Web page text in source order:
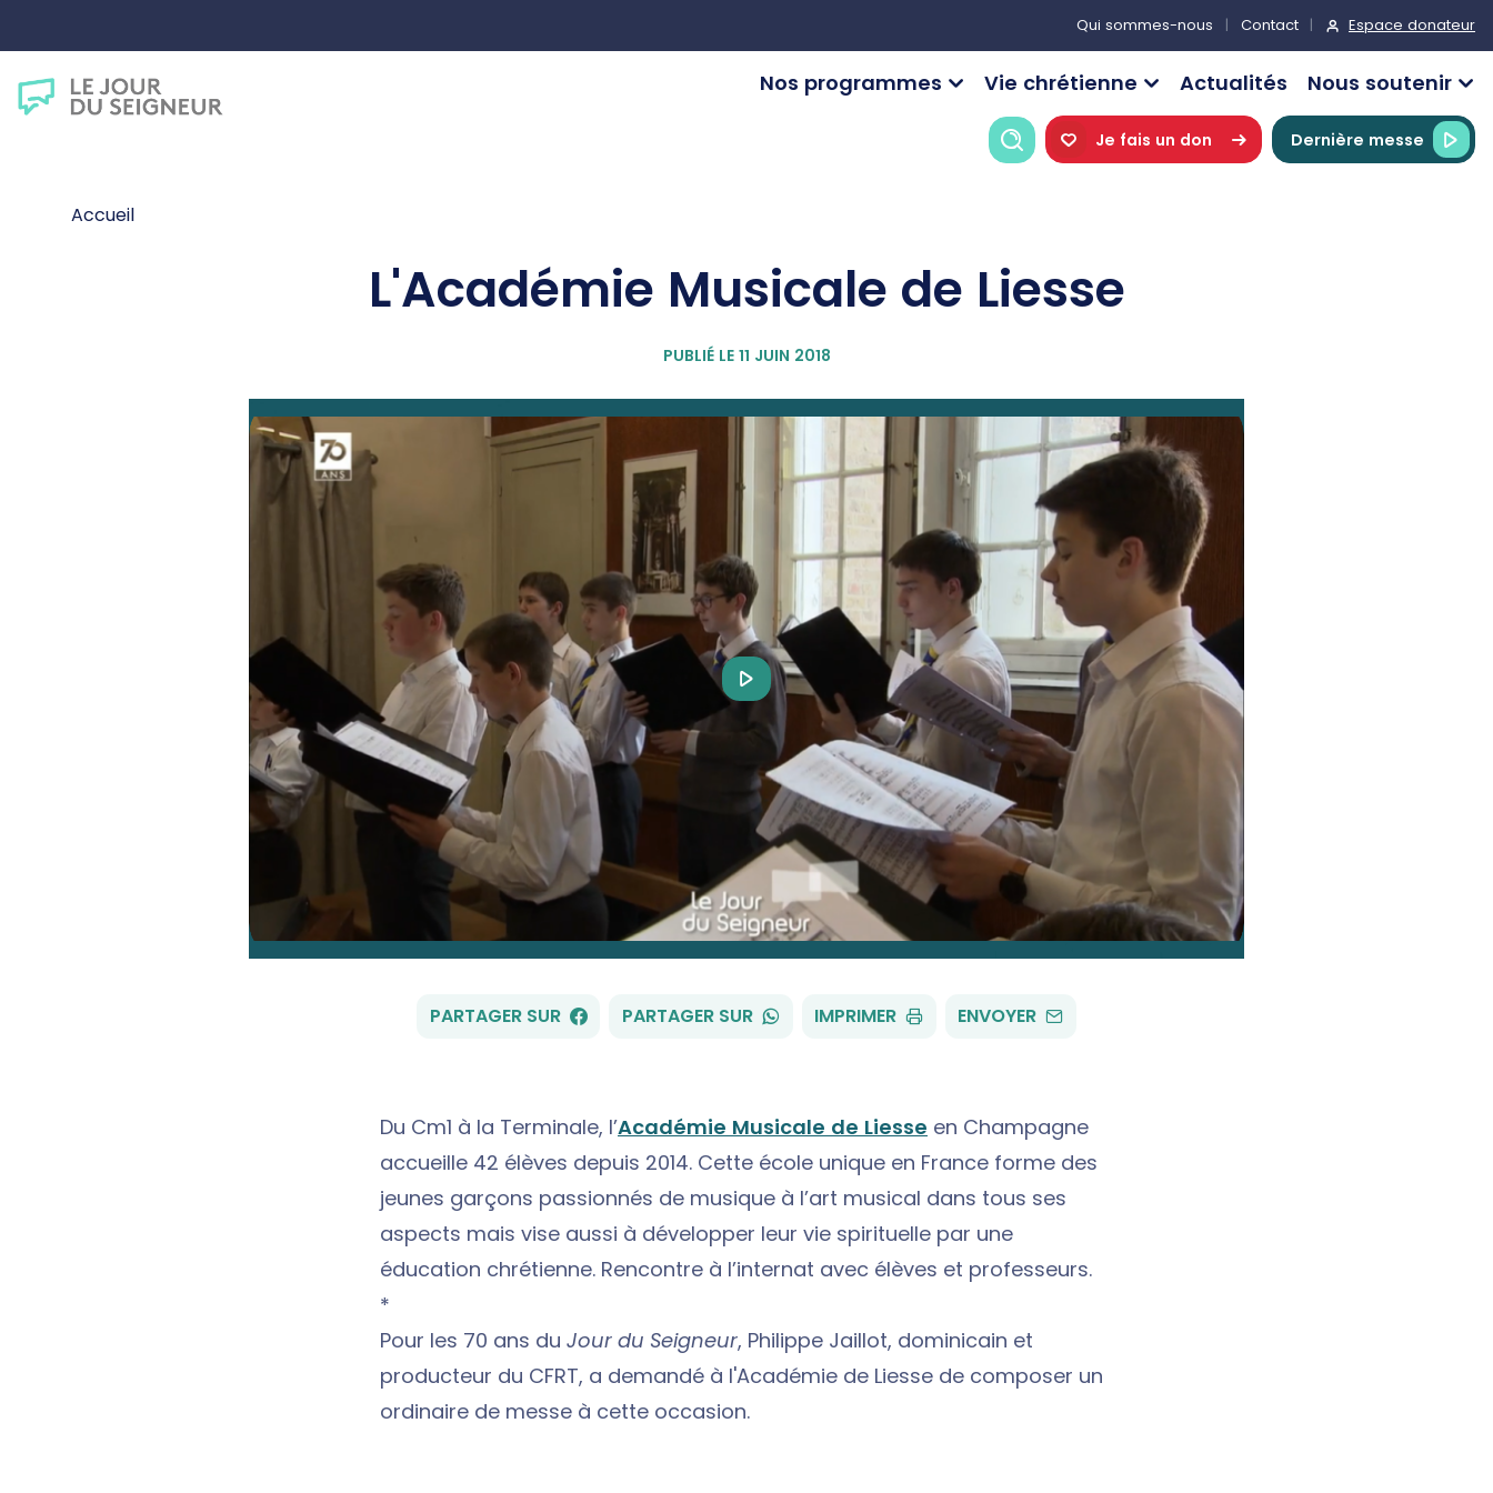
Qui sommes-nous Contact Espace donateur
Nos programmes Vie chrétienne Actualités Nous soutenir
RechercheJe fais un don Dernière messe
Accueil
L'Académie Musicale de Liesse
PUBLIÉ LE 11 JUIN 2018
Play
Video
PARTAGER SUR FACEBOOK
PARTAGER SUR WHATSAPP
IMPRIMER ENVOYER PAR
Du Cm1 à la Terminale, l’Académie Musicale de Liesse en Champagne
accueille 42 élèves depuis 2014. Cette école unique en France forme des
jeunes garçons passionnés de musique à l’art musical dans tous ses
aspects mais vise aussi à développer leur vie spirituelle par une
éducation chrétienne. Rencontre à l’internat avec élèves et professeurs.
*
Pour les 70 ans du Jour du Seigneur, Philippe Jaillot, dominicain et
producteur du CFRT, a demandé à l'Académie de Liesse de composer un
ordinaire de messe à cette occasion.